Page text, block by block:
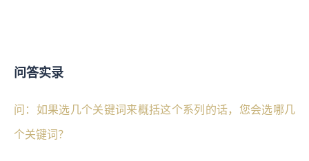
问答实录
问：如果选几个关键词来概括这个系列的话，您会选哪几
个关键词？